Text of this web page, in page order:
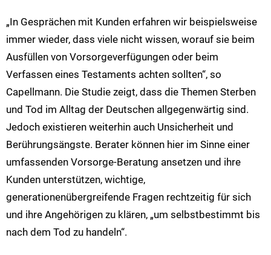
„In Gesprächen mit Kunden erfahren wir beispielsweise
immer wieder, dass viele nicht wissen, worauf sie beim
Ausfüllen von Vorsorgeverfügungen oder beim
Verfassen eines Testaments achten sollten“, so
Capellmann. Die Studie zeigt, dass die Themen Sterben
und Tod im Alltag der Deutschen allgegenwärtig sind.
Jedoch existieren weiterhin auch Unsicherheit und
Berührungsängste. Berater können hier im Sinne einer
umfassenden Vorsorge-Beratung ansetzen und ihre
Kunden unterstützen, wichtige,
generationenübergreifende Fragen rechtzeitig für sich
und ihre Angehörigen zu klären, „um selbstbestimmt bis
nach dem Tod zu handeln“.